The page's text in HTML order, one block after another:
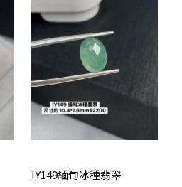
IY149緬甸冰種翡翠